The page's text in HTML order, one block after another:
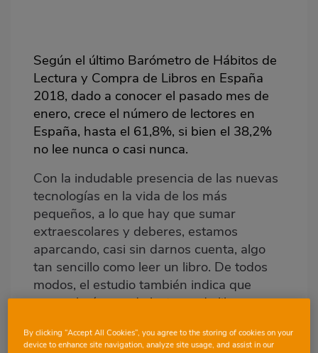
Según el último Barómetro de Hábitos de
Lectura y Compra de Libros en España
2018, dado a conocer el pasado mes de
enero, crece el número de lectores en
España, hasta el 61,8%, si bien el 38,2%
no lee nunca o casi nunca.
Con la indudable presencia de las nuevas
tecnologías en la vida de los más
pequeños, a lo que hay que sumar
extraescolares y deberes, estamos
aparcando, casi sin darnos cuenta, algo
tan sencillo como leer un libro. De todos
modos, el estudio también indica que
crece el número de lectores de libros en
en formato digital y el 17,2% lee en
By clicking “Accept All Cookies”, you agree to the storing of cookies on your
device to enhance site navigation, analyze site usage, and assist in our